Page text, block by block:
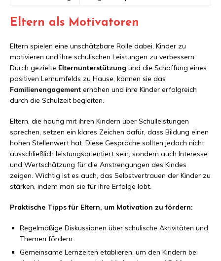
Eltern als Motivatoren
Eltern spielen eine unschätzbare Rolle dabei, Kinder zu
motivieren und ihre schulischen Leistungen zu verbessern.
Durch gezielte Elternunterstützung und die Schaffung eines
positiven Lernumfelds zu Hause, können sie das
Familienengagement erhöhen und ihre Kinder erfolgreich
durch die Schulzeit begleiten.
Eltern, die häufig mit ihren Kindern über Schulleistungen
sprechen, setzen ein klares Zeichen dafür, dass Bildung einen
hohen Stellenwert hat. Diese Gespräche sollten jedoch nicht
ausschließlich leistungsorientiert sein, sondern auch Interesse
und Wertschätzung für die Anstrengungen des Kindes
zeigen. Wichtig ist es auch, das Selbstvertrauen der Kinder zu
stärken, indem man sie für ihre Erfolge lobt.
Praktische Tipps für Eltern, um Motivation zu fördern:
Regelmäßige Diskussionen über schulische Aktivitäten und
Themen fördern.
Gemeinsame Lernzeiten etablieren, um den Kindern bei